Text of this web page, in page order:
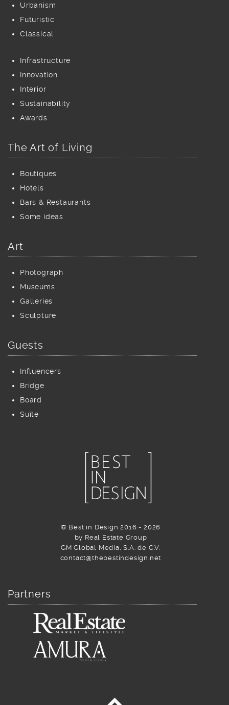
Urbanism
Futuristic
Classical
Infrastructure
Innovation
Interior
Sustainability
Awards
The Art of Living
Boutiques
Hotels
Bars & Restaurants
Some ideas
Art
Photograph
Museums
Galleries
Sculpture
Guests
Influencers
Bridge
Board
Suite
© Best in Design 2016 - 2026
by Real Estate Group
GM Global Media, S.A. de C.V.
contact@thebestindesign.net
Partners